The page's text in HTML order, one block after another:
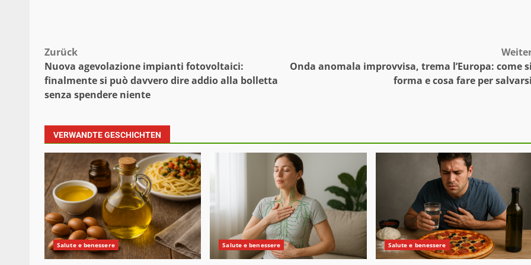
Beitragsnavigation
Zurück
Nuova agevolazione impianti fotovoltaici:
finalmente si può davvero dire addio alla bolletta
senza spendere niente
Onda anomala improvvisa, trema l’Europa: come si
forma e cosa fare per salvarsi
VERWANDTE GESCHICHTEN
Salute e benessere Salute e benessere Salute e benessere